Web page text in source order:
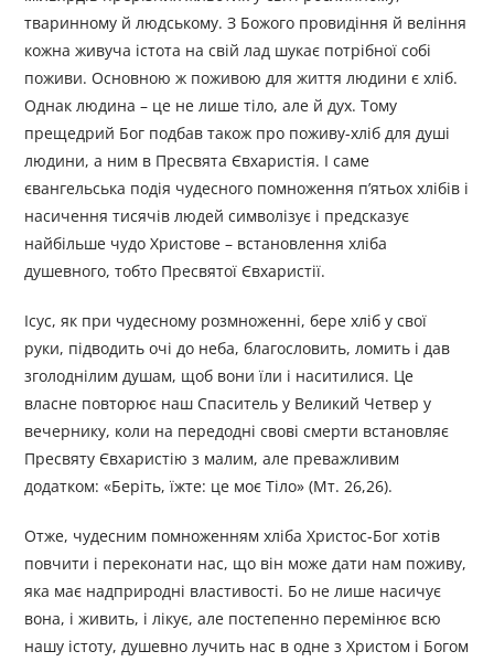
тваринному й людському. З Божого провидіння й веління
кожна живуча істота на свій лад шукає потрібної собі
поживи. Основною ж поживою для життя людини є хліб.
Однак людина – це не лише тіло, але й дух. Тому
прещедрий Бог подбав також про поживу-хліб для душі
людини, а ним в Пресвята Євхаристія. І саме
євангельська подія чудесного помноження п’ятьох хлібів і
насичення тисячів людей символізує і предсказує
найбільше чудо Христове – встановлення хліба
душевного, тобто Пресвятої Євхаристії.
Ісус, як при чудесному розмноженні, бере хліб у свої
руки, підводить очі до неба, благословить, ломить і дав
зголоднілим душам, щоб вони їли і наситилися. Це
власне повторює наш Спаситель у Великий Четвер у
вечернику, коли на передодні свові смерти встановляє
Пресвяту Євхаристію з малим, але преважливим
додатком: «Беріть, їжте: це моє Тіло» (Мт. 26,26).
Отже, чудесним помноженням хліба Христос-Бог хотів
повчити і переконати нас, що він може дати нам поживу,
яка має надприродні властивості. Бо не лише насичує
вона, і живить, і лікує, але постепенно перемінює всю
нашу істоту, душевно лучить нас в одне з Христом і Богом